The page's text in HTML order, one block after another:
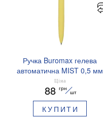
Ручка Buromax гелева
автоматична MIST 0,5 мм
сині чорнила BM.83103
Ціна
88 грн
шт
КУПИТИ